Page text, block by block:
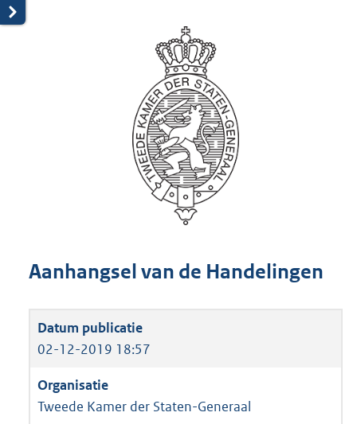
Aanhangsel van de Handelingen
02-12-2019 18:57
Tweede Kamer der Staten-Generaal